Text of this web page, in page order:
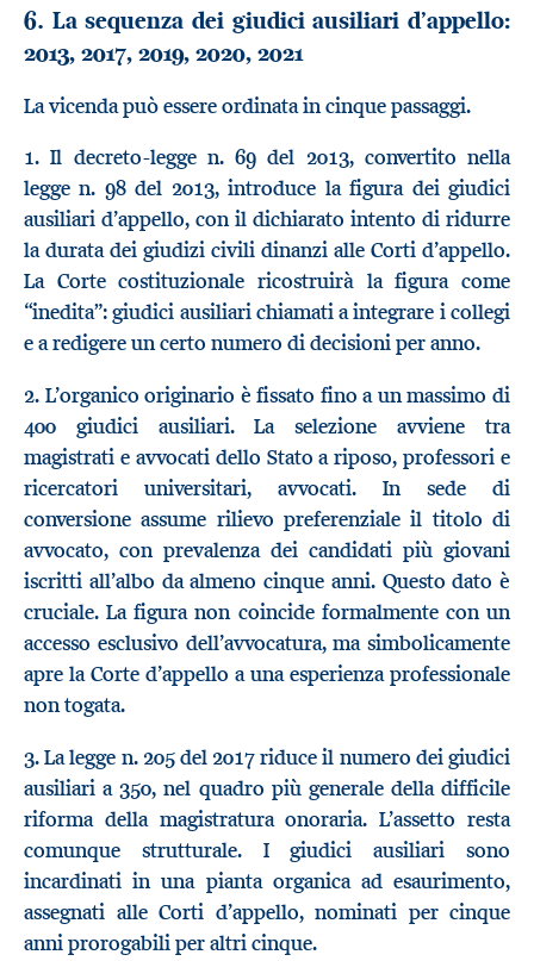
6. La sequenza dei giudici ausiliari d’appello:
2013, 2017, 2019, 2020, 2021
La vicenda può essere ordinata in cinque passaggi.
1. Il decreto-legge n. 69 del 2013, convertito nella
legge n. 98 del 2013, introduce la figura dei giudici
ausiliari d’appello, con il dichiarato intento di ridurre
la durata dei giudizi civili dinanzi alle Corti d’appello.
La Corte costituzionale ricostruirà la figura come
“inedita”: giudici ausiliari chiamati a integrare i collegi
e a redigere un certo numero di decisioni per anno.
2. L’organico originario è fissato fino a un massimo di
400 giudici ausiliari. La selezione avviene tra
magistrati e avvocati dello Stato a riposo, professori e
ricercatori universitari, avvocati. In sede di
conversione assume rilievo preferenziale il titolo di
avvocato, con prevalenza dei candidati più giovani
iscritti all’albo da almeno cinque anni. Questo dato è
cruciale. La figura non coincide formalmente con un
accesso esclusivo dell’avvocatura, ma simbolicamente
apre la Corte d’appello a una esperienza professionale
non togata.
3. La legge n. 205 del 2017 riduce il numero dei giudici
ausiliari a 350, nel quadro più generale della difficile
riforma della magistratura onoraria. L’assetto resta
comunque strutturale. I giudici ausiliari sono
incardinati in una pianta organica ad esaurimento,
assegnati alle Corti d’appello, nominati per cinque
anni prorogabili per altri cinque.